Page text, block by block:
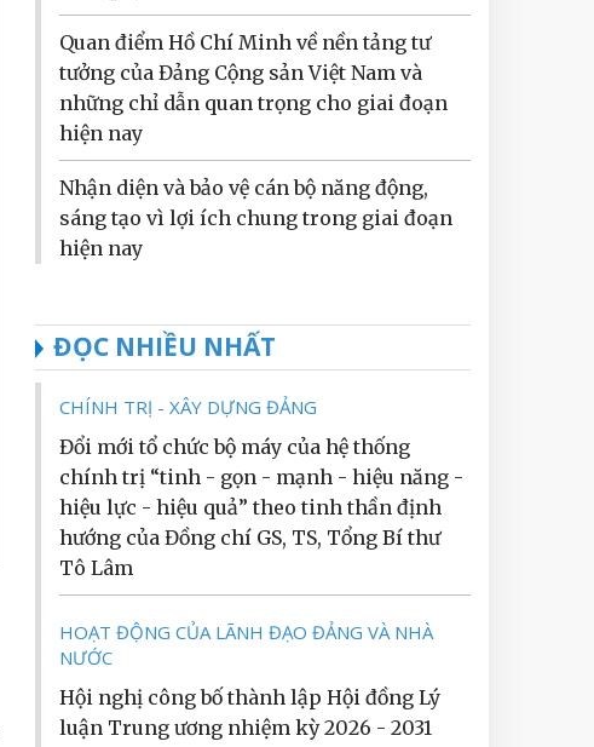
Quan điểm Hồ Chí Minh về nền tảng tư
tưởng của Đảng Cộng sản Việt Nam và
những chỉ dẫn quan trọng cho giai đoạn
hiện nay
Nhận diện và bảo vệ cán bộ năng động,
sáng tạo vì lợi ích chung trong giai đoạn
hiện nay
ĐỌC NHIỀU NHẤT
CHÍNH TRỊ - XÂY DỰNG ĐẢNG
Đổi mới tổ chức bộ máy của hệ thống
chính trị “tinh - gọn - mạnh - hiệu năng -
hiệu lực - hiệu quả” theo tinh thần định
hướng của Đồng chí GS, TS, Tổng Bí thư
Tô Lâm
HOẠT ĐỘNG CỦA LÃNH ĐẠO ĐẢNG VÀ NHÀ
NƯỚC
Hội nghị công bố thành lập Hội đồng Lý
luận Trung ương nhiệm kỳ 2026 - 2031